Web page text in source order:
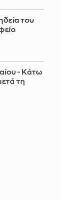
του
- Κάτω
τη